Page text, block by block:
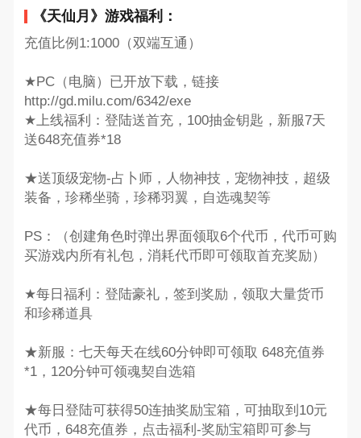
《天仙月》游戏福利：
充值比例1:1000（双端互通）
★PC（电脑）已开放下载，链接
http://gd.milu.com/6342/exe
★上线福利：登陆送首充，100抽金钥匙，新服7天
送648充值券*18
★送顶级宠物-占卜师，人物神技，宠物神技，超级
装备，珍稀坐骑，珍稀羽翼，自选魂契等
PS：（创建角色时弹出界面领取6个代币，代币可购
买游戏内所有礼包，消耗代币即可领取首充奖励）
★每日福利：登陆豪礼，签到奖励，领取大量货币
和珍稀道具
★新服：七天每天在线60分钟即可领取 648充值券
*1，120分钟可领魂契自选箱
★每日登陆可获得50连抽奖励宝箱，可抽取到10元
代币，648充值券，点击福利-奖励宝箱即可参与